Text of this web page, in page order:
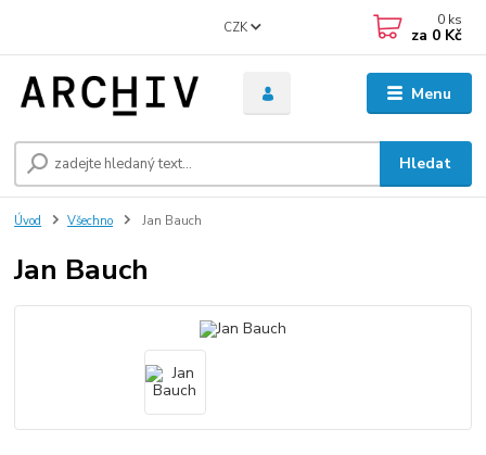
Menu
CZK
Hledat
0 ks
za 0 Kč
Úvod Všechno Jan Bauch
Jan Bauch